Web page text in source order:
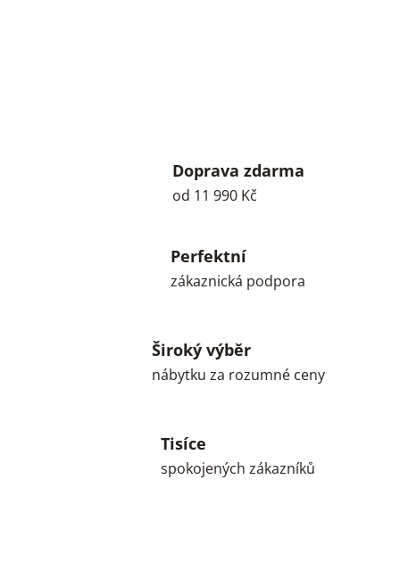
Doprava zdarma
od 11 990 Kč
Perfektní
zákaznická podpora
Široký výběr
nábytku za rozumné ceny
Tisíce
spokojených zákazníků